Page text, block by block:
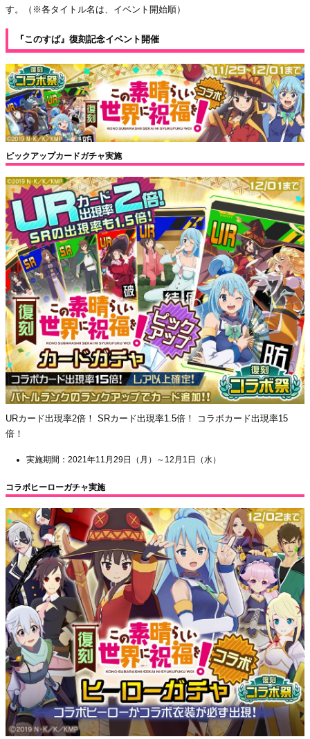
す。（※各タイトル名は、イベント開始順）
『このすば』復刻記念イベント開催
ピックアップカードガチャ実施
URカード出現率2倍！ SRカード出現率1.5倍！ コラボカード出現率15
倍！
実施期間：2021年11月29日（月）～12月1日（水）
コラボヒーローガチャ実施